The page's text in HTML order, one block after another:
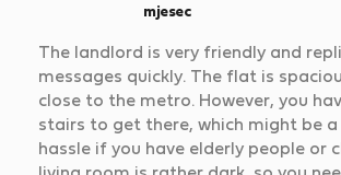
mjesec
The landlord is very friendly and
messages quickly. The flat is
close to the metro. However, you
stairs to get there, which might be
hassle if you have elderly people or